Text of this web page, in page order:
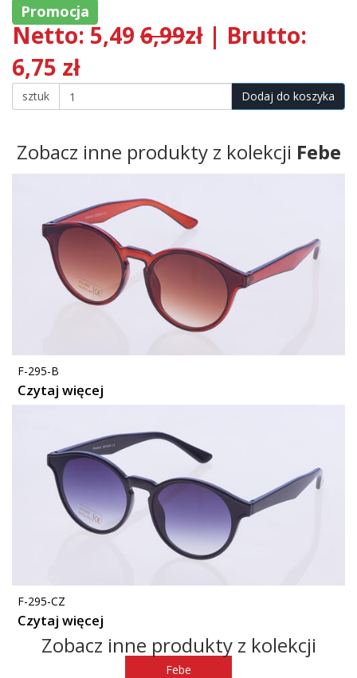
Promocja
Netto: 5,49 6,99zł | Brutto:
6,75 zł
sztuk Dodaj do koszyka
Zobacz inne produkty z kolekcji Febe
F-295-B
Czytaj więcej
F-295-CZ
Czytaj więcej
Zobacz inne produkty z kolekcji
Febe